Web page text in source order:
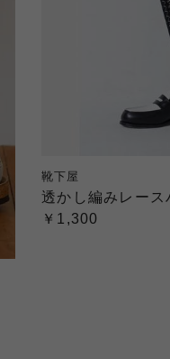
靴下屋
透かし編みレース
￥1,300